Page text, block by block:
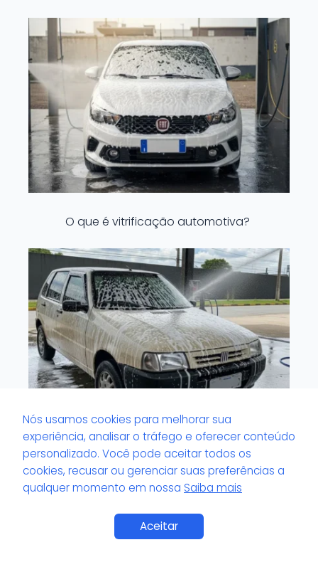
O que é vitrificação automotiva?
O que é volante com brilho artificial?
Nós usamos cookies para melhorar sua
experiência, analisar o tráfego e oferecer conteúdo
personalizado. Você pode aceitar todos os
cookies, recusar ou gerenciar suas preferências a
qualquer momento em nossa Saiba mais
AceitarSaiba Mais